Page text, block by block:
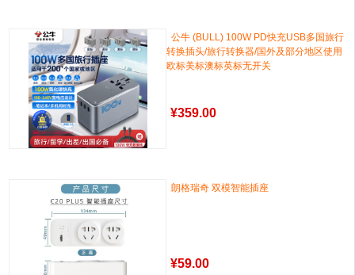
公牛 (BULL) 100W PD快充USB多国旅行
转换插头/旅行转换器/国外及部分地区使用
欧标美标澳标英标无开关
¥359.00
朗格瑞奇 双模智能插座
¥59.00